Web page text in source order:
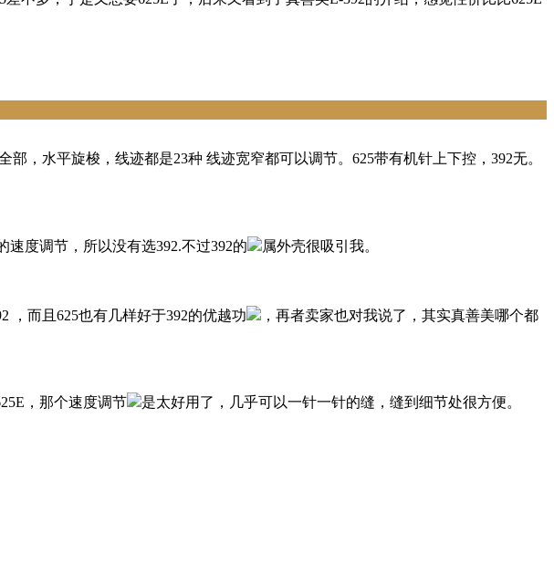
，水平旋梭，线迹都是23种 线迹宽窄都可以调节。625带有机针上下控，392无。
速度调节，所以没有选392.不过392的 属外壳很吸引我。
，而且625也有几样好于392的优越功
，再者卖家也对我说了，其实真善美哪个都
，那个速度调节 是太好用了，几乎可以一针一针的缝，缝到细节处很方便。